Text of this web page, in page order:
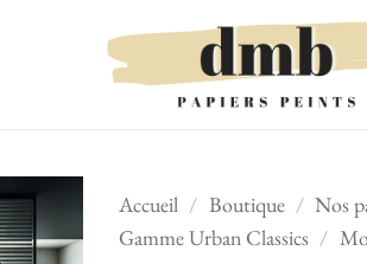
Accueil / Boutique / Nos
Gamme Urban Classics /